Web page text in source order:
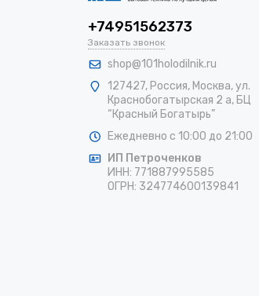
+74951562373
Заказать звонок
shop@101holodilnik.ru
127427, Россия, Москва,ул.
Краснобогатырская 2 а, БЦ
“Красный Богатырь”
Ежедневно с 10:00 до 21:00
ИП Петроченков
ИНН: 771887995585
ОГРН: 324774600139841